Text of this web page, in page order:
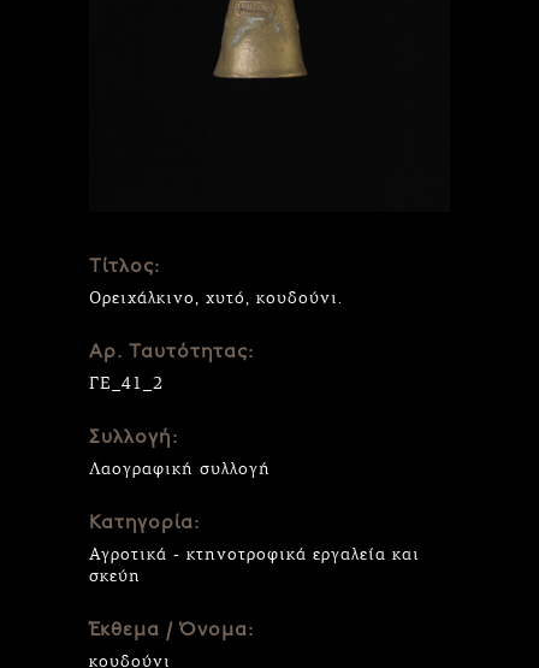
Τίτλος:
Ορειχάλκινο, χυτό, κουδούνι.
Αρ. Ταυτότητας:
ΓΕ_41_2
Συλλογή:
Λαογραφική συλλογή
Κατηγορία:
Αγροτικά - κτηνοτροφικά εργαλεία και
σκεύη
Έκθεμα / Όνομα:
κουδούνι